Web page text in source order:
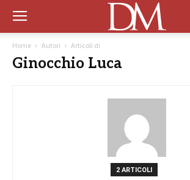
Home Autori Articoli di
Ginocchio Luca
2 ARTICOLI